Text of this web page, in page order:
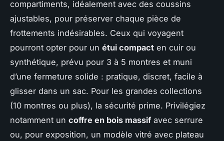
compartiments, idéalement avec des coussins
ajustables, pour préserver chaque pièce de
frottements indésirables. Ceux qui voyagent
pourront opter pour un étui compact en cuir ou
synthétique, prévu pour 3 à 5 montres et muni
d’une fermeture solide : pratique, discret, facile à
glisser dans un sac. Pour les grandes collections
(10 montres ou plus), la sécurité prime. Privilégiez
notamment un coffre en bois massifavec serrure
ou, pour exposition, un modèle vitré avec plateau